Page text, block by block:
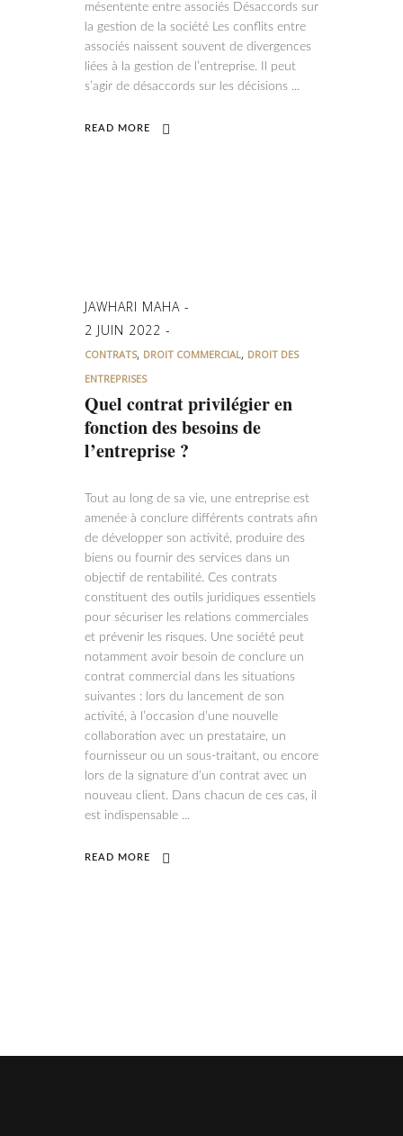
mésentente entre associés Désaccords sur
la gestion de la société Les conflits entre
associés naissent souvent de divergences
liées à la gestion de l’entreprise. Il peut
s’agir de désaccords sur les décisions
READ MORE
JAWHARI MAHA
2 JUIN 2022
CONTRATS, DROIT COMMERCIAL, DROIT DES
ENTREPRISES
Quel contrat privilégier en
fonction des besoins de
l’entreprise ?
Tout au long de sa vie, une entreprise est
amenée à conclure différents contrats afin
de développer son activité, produire des
biens ou fournir des services dans un
objectif de rentabilité. Ces contrats
constituent des outils juridiques essentiels
pour sécuriser les relations commerciales
et prévenir les risques. Une société peut
notamment avoir besoin de conclure un
contrat commercial dans les situations
suivantes : lors du lancement de son
activité, à l’occasion d’une nouvelle
collaboration avec un prestataire, un
fournisseur ou un sous-traitant, ou encore
lors de la signature d’un contrat avec un
nouveau client. Dans chacun de ces cas, il
est indispensable
READ MORE